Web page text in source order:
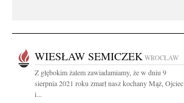
WIESŁAW SEMICZEK WROCŁAW
Z głębokim żalem zawiadamiamy, że w dniu 9
sierpnia 2021 roku zmarł nasz kochany Mąż, Ojciec
i...